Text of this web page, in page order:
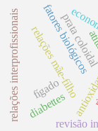
prata
revisão
relações mãe-filho
fatores biológicos
relações interprofissionais fígado
diabettes